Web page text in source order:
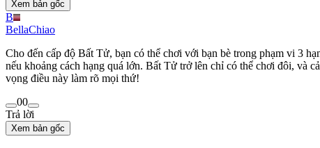
Xem bản gốc
B
BellaChiao
Cho đến cấp độ Bất Tử, bạn có thể chơi với bạn bè trong phạm vi 3
nếu khoảng cách hạng quá lớn. Bất Tử trở lên chỉ có thể chơi đôi, và
vọng điều này làm rõ mọi thứ!
00
Trả lời
Xem bản gốc